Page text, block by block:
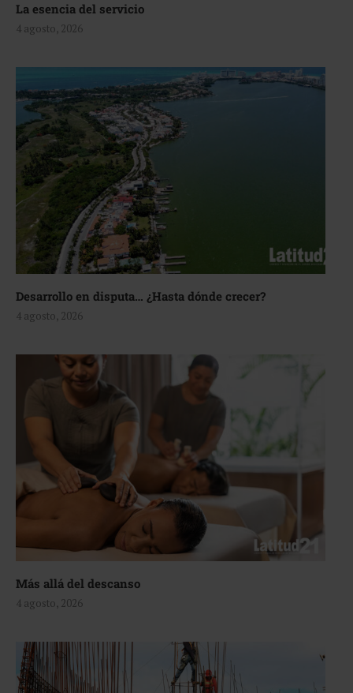
La esencia del servicio
4 agosto, 2026
Desarrollo en disputa… ¿Hasta dónde crecer?
4 agosto, 2026
Más allá del descanso
4 agosto, 2026